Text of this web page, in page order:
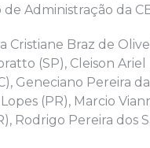
Administração da
Braz de
(SP), Cleison
Geneciano Pereira
(PR), Marcio
Rodrigo Pereira dos